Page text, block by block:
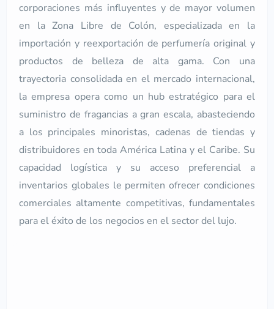
corporaciones más influyentes y de mayor volumen
en la Zona Libre de Colón, especializada en la
importación y reexportación de perfumería original y
productos de belleza de alta gama. Con una
trayectoria consolidada en el mercado internacional,
la empresa opera como un hub estratégico para el
suministro de fragancias a gran escala, abasteciendo
a los principales minoristas, cadenas de tiendas y
distribuidores en toda América Latina y el Caribe. Su
capacidad logística y su acceso preferencial a
inventarios globales le permiten ofrecer condiciones
comerciales altamente competitivas, fundamentales
para el éxito de los negocios en el sector del lujo.